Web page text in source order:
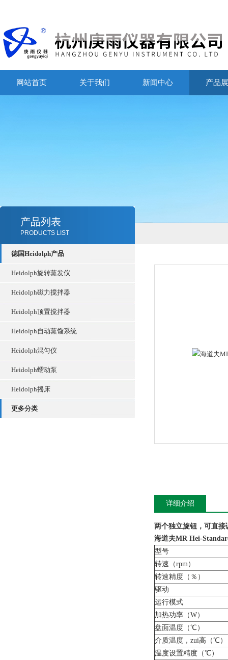
网站首页 关于我们 新闻中心 产品
产品列表
PRODUCTS LIST
德国Heidolph产品
Heidolph旋转蒸发仪
Heidolph磁力搅拌器
Heidolph顶置搅拌器
Heidolph自动蒸馏系统
Heidolph混匀仪
Heidolph蠕动泵
Heidolph摇床
更多分类
详细介绍
两个独立旋钮，可直
海道夫MR Hei-
型号
转速（rpm）
转速精度（％）
驱动
运行模式
加热功率（W）
盘面温度（℃）
介质温度，zui高（℃）
温度设置精度（℃）